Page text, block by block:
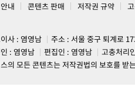
내 콘텐츠 판매 저작권 규약
사 : 염영남
주소 : 서울 중구 퇴계로
: 염영남
편집인 : 염영남
고충처리
의 모든 콘텐츠는 저작권법의 보호를